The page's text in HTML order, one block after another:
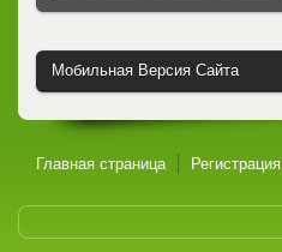
Мобильная Версия Сайта
Главная страница Регистрация